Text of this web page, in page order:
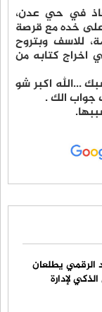
في حي عدن،
خده مع قرصة
للاسف وبتروح
اخراج كتابه من
...الله اكبر شو
جواب الك .
الرقمي يطلعان
لإدارة